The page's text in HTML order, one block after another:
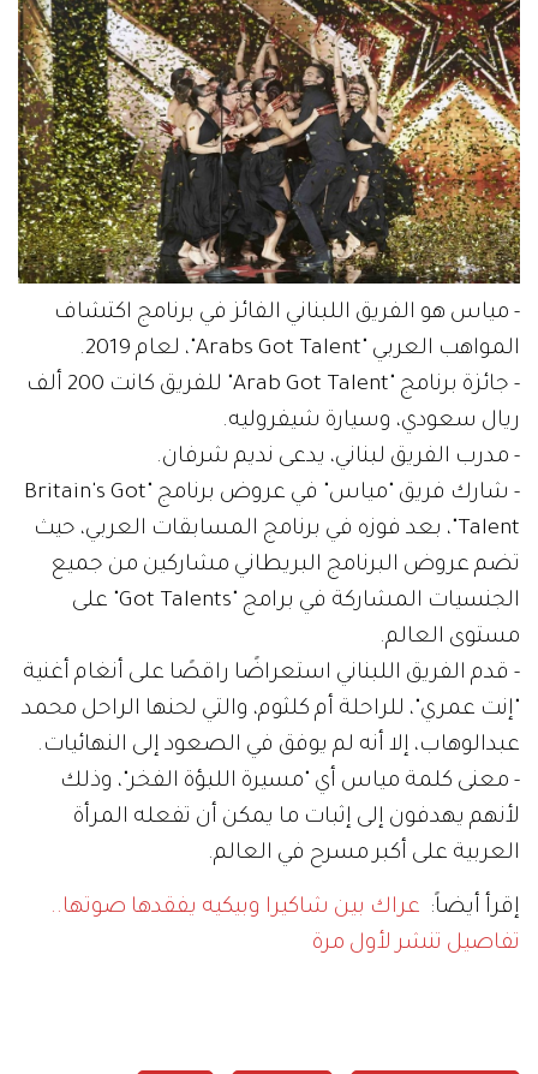
- مياس هو الفريق اللبناني الفائز في برنامج اكتشاف
المواهب العربي "Arabs Got Talent"، لعام 2019.
- جائزة برنامج "Arab Got Talent" للفريق كانت 200 ألف
ريال سعودي، وسيارة شيفروليه.
- مدرب الفريق لبناني، يدعى نديم شرفان.
- شارك فريق "مياس" في عروض برنامج "Britain's Got
Talent"، بعد فوزه في برنامج المسابقات العربي، حيث
تضم عروض البرنامج البريطاني مشاركين من جميع
الجنسيات المشاركة في برامج "Got Talents" على
مستوى العالم.
- قدم الفريق اللبناني استعراضًا راقصًا على أنغام أغنية
"إنت عمري"، للراحلة أم كلثوم، والتي لحنها الراحل محمد
عبدالوهاب، إلا أنه لم يوفق في الصعود إلى النهائيات.
- معنى كلمة مياس أي "مسيرة اللبؤة الفخر"، وذلك
لأنهم يهدفون إلى إثبات ما يمكن أن تفعله المرأة
العربية على أكبر مسرح في العالم.
إقرأ أيضاً: عراك بين شاكيرا وبيكيه يفقدها صوتها..
تفاصيل تنشر لأول مرة